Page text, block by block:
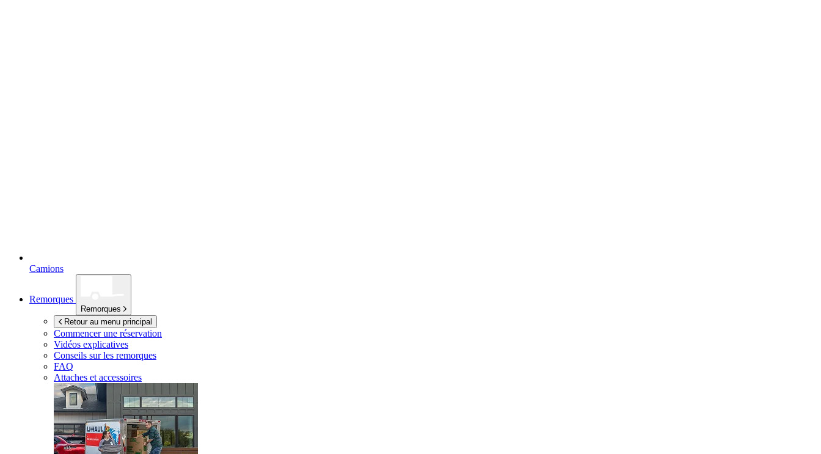
Camions
Remorques
Remorques
Retour au menu principal
Commencer une réservation
Vidéos explicatives
Conseils sur les remorques
FAQ
Attaches et accessoires